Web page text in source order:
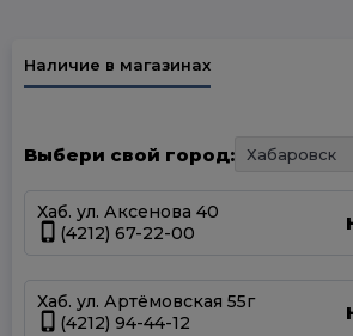
Наличие в магазинах
Выбери свой город:
Хаб. ул. Аксенова 40
(4212) 67-22-00
Хаб. ул. Артёмовская 55г
(4212) 94-44-12